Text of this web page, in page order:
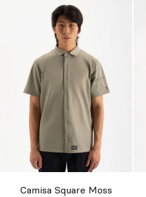
Camisa Square Moss